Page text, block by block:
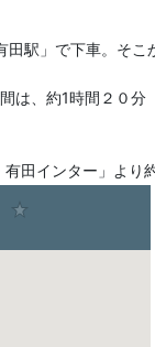
田駅」で下車。そこ
は、約1時間２０分
田インター」より